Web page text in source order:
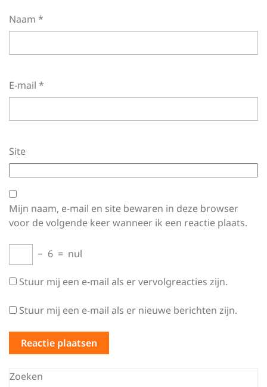
Naam *
E-mail *
Site
Mijn naam, e-mail en site bewaren in deze browser
voor de volgende keer wanneer ik een reactie plaats.
− 6 = nul
Stuur mij een e-mail als er vervolgreacties zijn.
Stuur mij een e-mail als er nieuwe berichten zijn.
Zoeken